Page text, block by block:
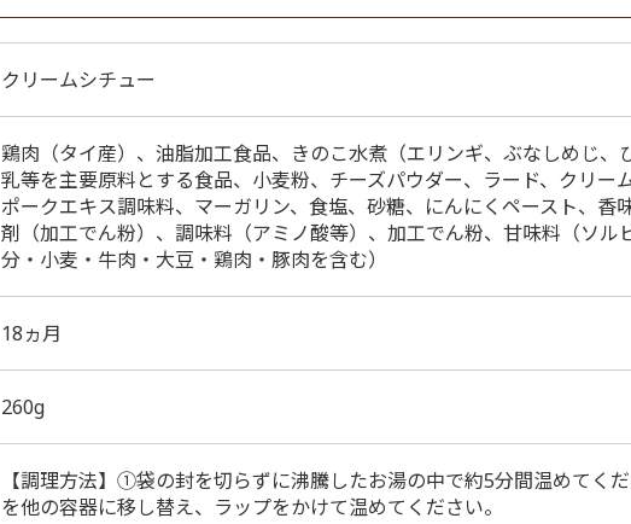
クリームシチュー
鶏肉（タイ産）、油脂加工食品、きのこ水煮（エリンギ、ぶなしめじ、
乳等を主要原料とする食品、小麦粉、チーズパウダー、ラード、クリー
ポークエキス調味料、マーガリン、食塩、砂糖、にんにくペースト、
剤（加工でん粉）、調味料（アミノ酸等）、加工でん粉、甘味料（ソ
分・小麦・牛肉・大豆・鶏肉・豚肉を含む）
18ヵ月
260g
【調理方法】①袋の封を切らずに沸騰したお湯の中で約5分間温めてく
を他の容器に移し替え、ラップをかけて温めてください。